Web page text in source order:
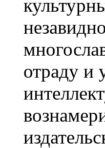
отраду и